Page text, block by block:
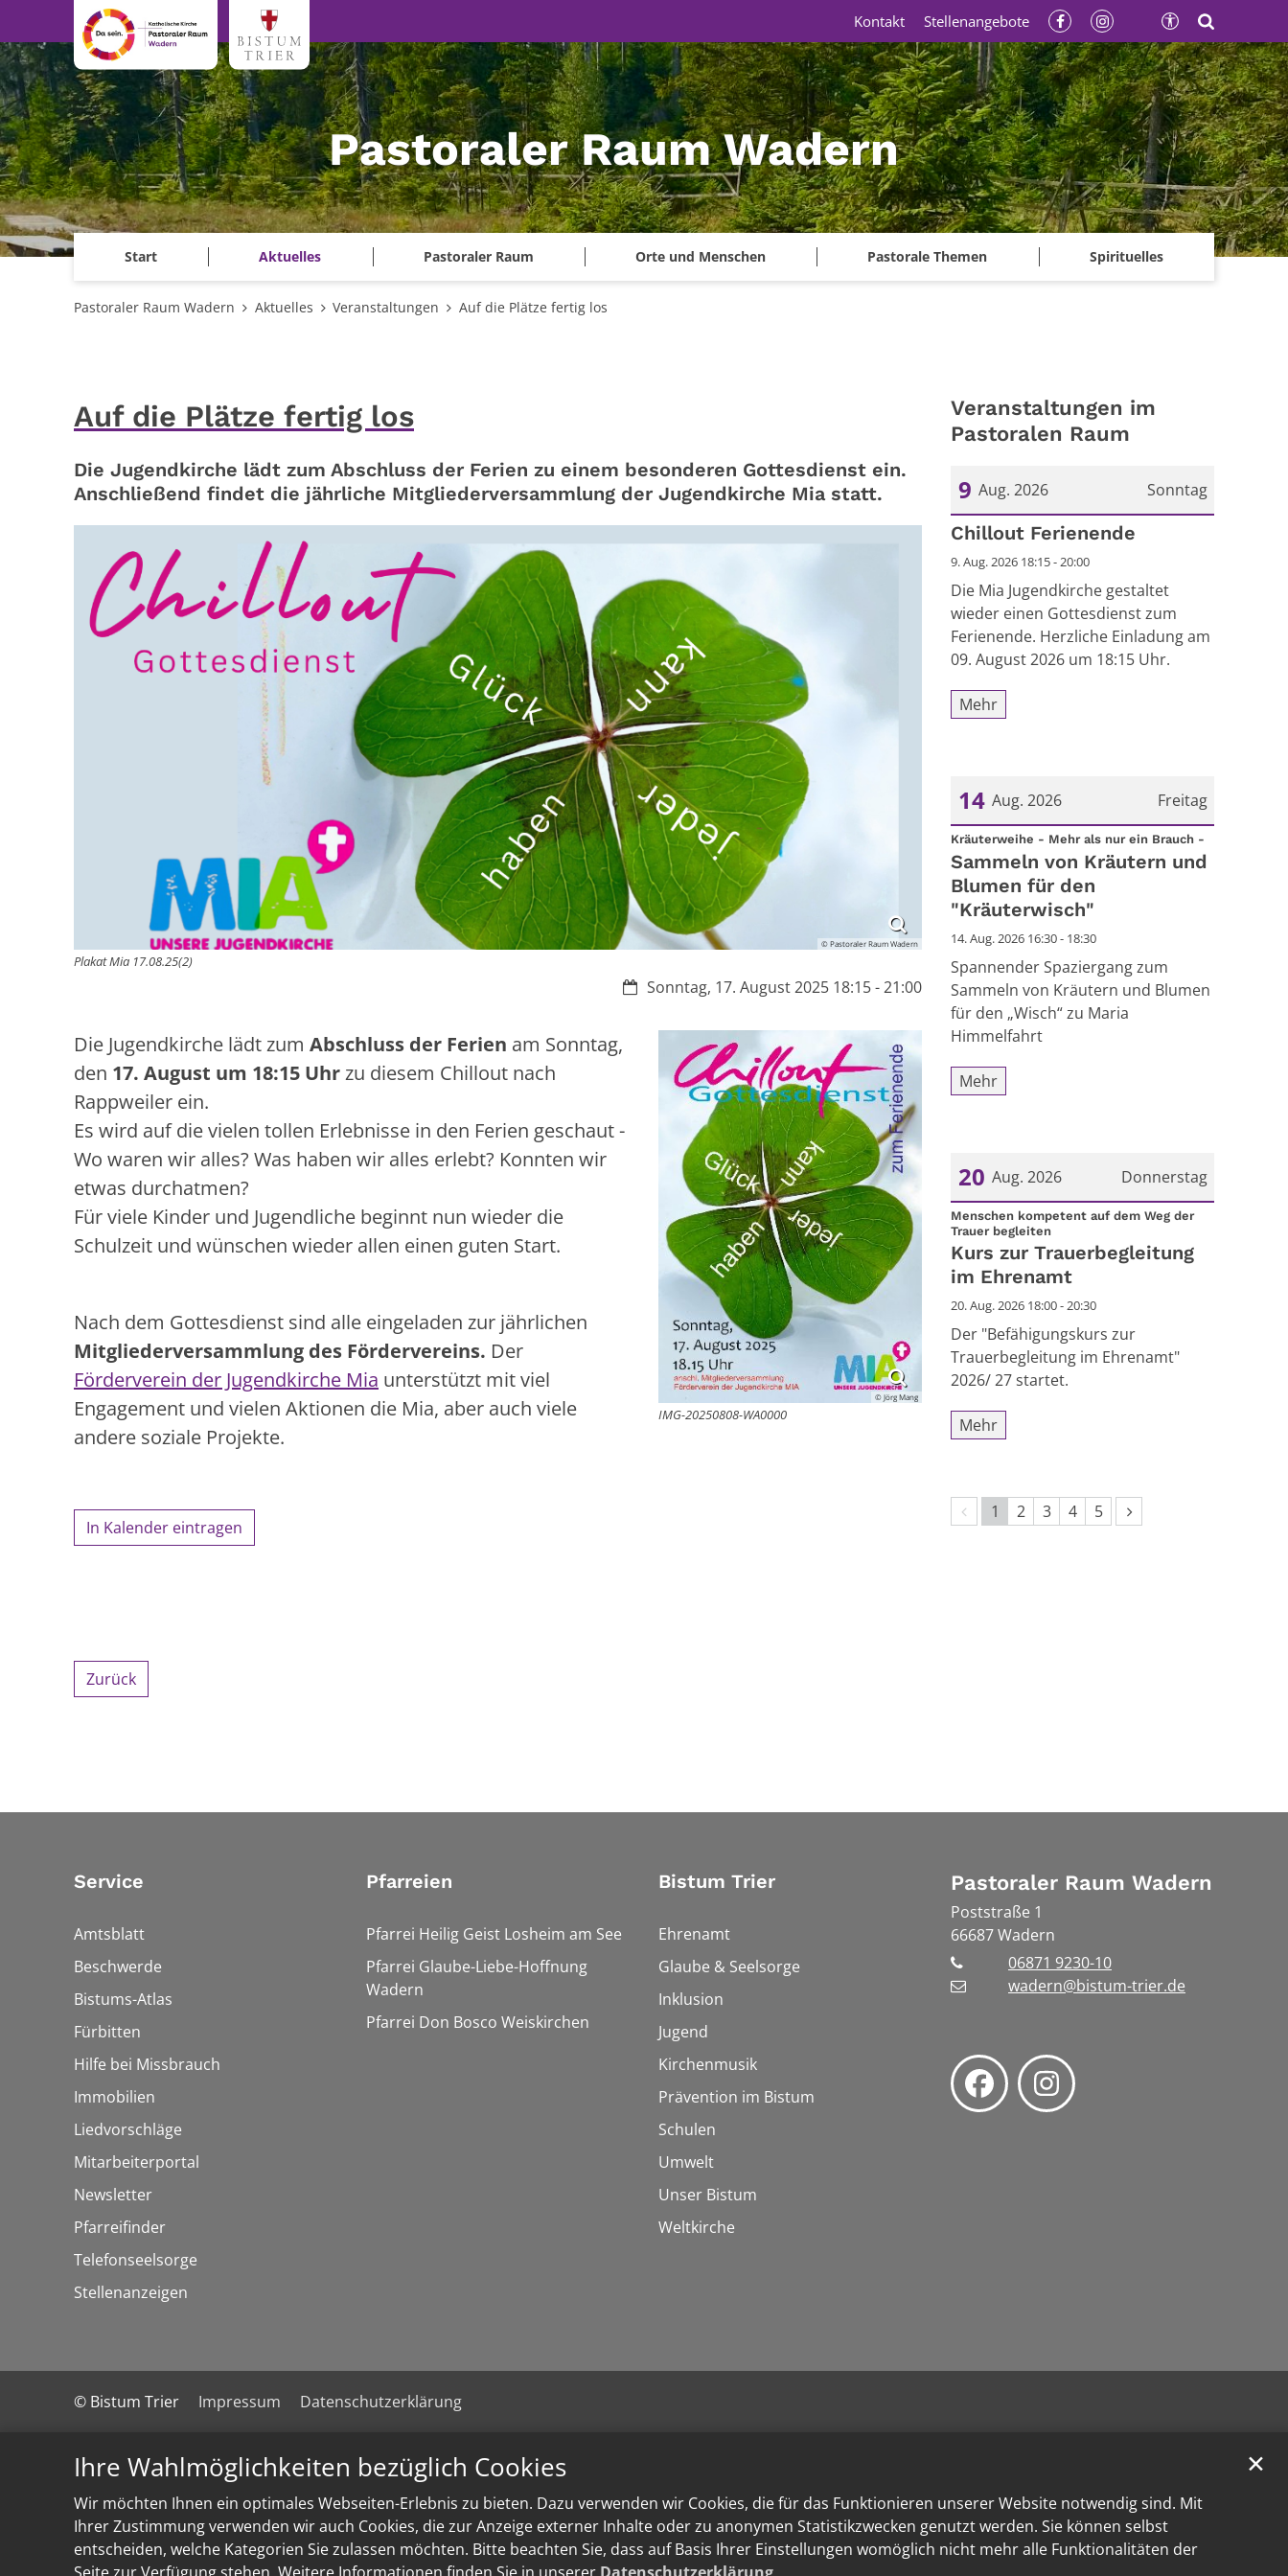
Ihre Wahlmöglichkeiten bezüglich Cookies
Wir möchten Ihnen ein optimales Webseiten-Erlebnis zu bieten. Dazu verwenden wir Cookies, die für das Funktionieren unserer Website notwendig sind. Mit
Ihrer Zustimmung verwenden wir auch Cookies, die zur Anzeige externer Inhalte oder zu anonymen Statistikzwecken genutzt werden. Sie können selbst
entscheiden, welche Kategorien Sie zulassen möchten. Bitte beachten Sie, dass auf Basis Ihrer Einstellungen womöglich nicht mehr alle Funktionalitäten der
✕
Zum Inhalt springen
Pastoraler Raum Wadern
Start Aktuelles Pastoraler Raum Orte und Menschen Pastorale Themen Spirituelles
Kontakt Stellenangebote
Pastoraler Raum Wadern Aktuelles Veranstaltungen Auf die Plätze fertig los
Auf die Plätze fertig los
Die Jugendkirche lädt zum Abschluss der Ferien zu einem besonderen Gottesdienst ein.
Anschließend findet die jährliche Mitgliederversammlung der Jugendkirche Mia statt.
© Pastoraler Raum Wadern
Plakat Mia 17.08.25(2)
Datum:Sonntag, 17. August 2025 18:15 - 21:00
© Jörg Mang
IMG-20250808-WA0000
Die Jugendkirche lädt zum Abschluss der Ferien am Sonntag,
den 17. August um 18:15 Uhrzu diesem Chillout nach
Rappweiler ein.
Es wird auf die vielen tollen Erlebnisse in den Ferien geschaut -
Wo waren wir alles? Was haben wir alles erlebt? Konnten wir
etwas durchatmen?
Für viele Kinder und Jugendliche beginnt nun wieder die
Schulzeit und wünschen wieder allen einen guten Start.
Nach dem Gottesdienst sind alle eingeladen zur jährlichen
Mitgliederversammlung des Fördervereins. Der
Förderverein der Jugendkirche Mia unterstützt mit viel
Engagement und vielen Aktionen die Mia, aber auch viele
andere soziale Projekte.
In Kalender eintragen
Veranstaltungen im
Pastoralen Raum
Sonntag
9 Aug. 2026
Datum: 9. August 2026
Chillout Ferienende
9. Aug. 2026 18:15 - 20:00
Die Mia Jugendkirche gestaltet
wieder einen Gottesdienst zum
Ferienende. Herzliche Einladung am
09. August 2026 um 18:15 Uhr.
Mehr
Freitag
14 Aug. 2026
Datum: 14. August 2026
Kräuterweihe - Mehr als nur ein Brauch -
Sammeln von Kräutern und
Blumen für den
"Kräuterwisch"
14. Aug. 2026 16:30 - 18:30
Spannender Spaziergang zum
Sammeln von Kräutern und Blumen
für den „Wisch“ zu Maria
Himmelfahrt
Mehr
Donnerstag
20 Aug. 2026
Datum: 20. August 2026
Menschen kompetent auf dem Weg der
Trauer begleiten:
Kurs zur Trauerbegleitung
im Ehrenamt
20. Aug. 2026 18:00 - 20:30
Der "Befähigungskurs zur
Trauerbegleitung im Ehrenamt"
2026/ 27 startet.
Mehr
Vorherige Seite
1 2 3 4 5 Nächste Seite
Zurück
Service
Amtsblatt
Beschwerde
Bistums-Atlas
Fürbitten
Hilfe bei Missbrauch
Immobilien
Liedvorschläge
Mitarbeiterportal
Newsletter
Pfarreifinder
Telefonseelsorge
Stellenanzeigen
Pfarreien
Pfarrei Heilig Geist Losheim am See
Pfarrei Glaube-Liebe-Hoffnung
Wadern
Pfarrei Don Bosco Weiskirchen
Bistum Trier
Ehrenamt
Glaube & Seelsorge
Inklusion
Jugend
Kirchenmusik
Prävention im Bistum
Schulen
Umwelt
Unser Bistum
Weltkirche
Pastoraler Raum Wadern
Poststraße 1
66687Wadern
06871 9230-10
wadern@bistum-trier.de
© Bistum Trier Impressum Datenschutzerklärung